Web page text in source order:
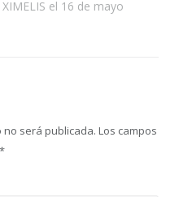
el 16 de mayo
no será publicada. Los campos
*